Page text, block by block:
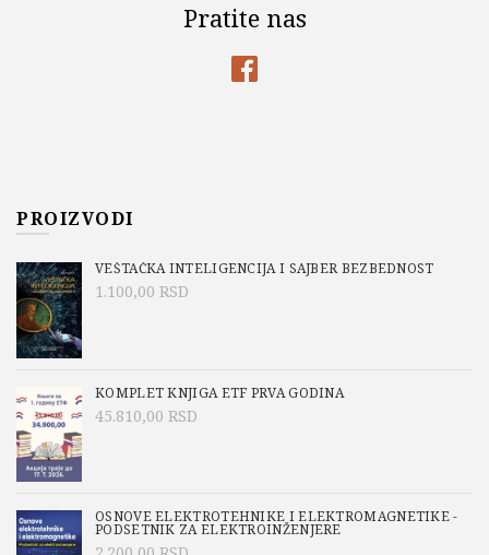
Pratite nas
PROIZVODI
VEŠTAČKA INTELIGENCIJA I SAJBER BEZBEDNOST
1.100,00 RSD
KOMPLET KNJIGA ETF PRVA GODINA
45.810,00 RSD
OSNOVE ELEKTROTEHNIKE I ELEKTROMAGNETIKE -
PODSETNIK ZA ELEKTROINŽENJERE